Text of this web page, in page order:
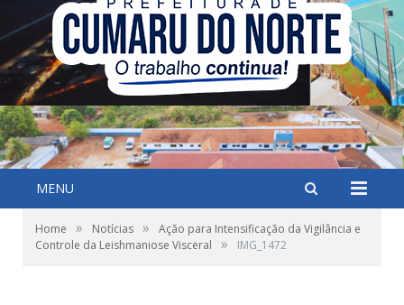
MENU
Home » Notícias »
Ação para Intensificação da Vigilância e
Controle da Leishmaniose Visceral
» IMG_1472